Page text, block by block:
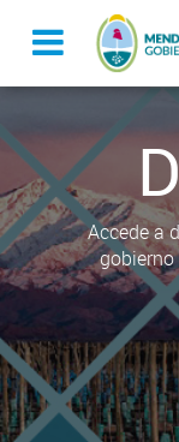
Accede a